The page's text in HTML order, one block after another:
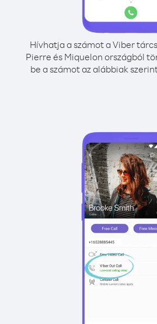
Hívhatja a számot a Viber
Pierre és Miquelon országból
be a számot az alábbiak